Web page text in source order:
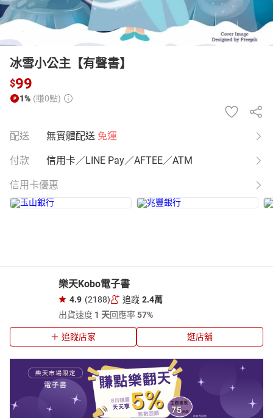
冰雪小公主【有聲書】
$99
1% (賺0點)
配送 無實體配送 免運
付款 信用卡／LINE Pay／AFTEE／ATM
信用卡優惠
樂天Kobo電子書
4.9 (2188) 追蹤 2.4萬
出貨速度 1 天回應率57%
追蹤店家 逛店舖